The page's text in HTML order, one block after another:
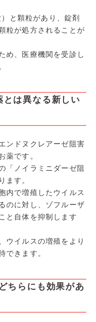
と顆粒があり、錠剤
粒が処方されることが
め、医療機関を受診し
は異なる新しい
ンドヌクレアーゼ阻害
薬です。
「ノイラミニダーゼ阻
ます。
内で増殖したウイルス
のに対し、ゾフルーザ
と自体を抑制します
ウイルスの増殖をより
できます。
ちらにも効果があ